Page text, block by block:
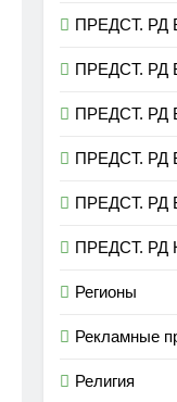
ПРЕДСТ.
ПРЕДСТ. РД
ПРЕДСТ.
ПРЕДСТ.
ПРЕДСТ.
ПРЕДСТ. РД
Регионы
Рекламные
Религия